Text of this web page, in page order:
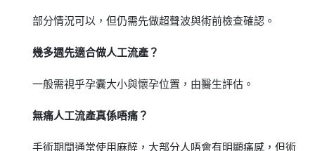
部分情況可以，但仍需先做超聲波與術前檢查確認。
幾多週先適合做人工流產？
一般需視乎孕囊大小與懷孕位置，由醫生評估。
無痛人工流產真係唔痛？
手術期間通常使用麻醉，大部分人唔會有明顯痛感，但術